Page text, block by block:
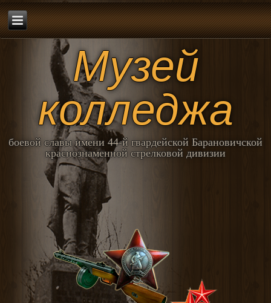
Музей
колледжа
боевой славы имени 44-й гвардейской Барановичской
краснознаменной стрелковой дивизии